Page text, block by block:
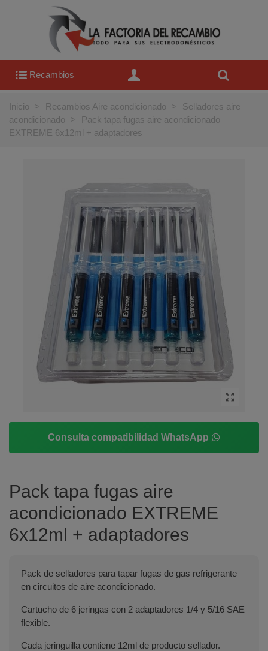
Recambios
Inicio > Recambios Aire acondicionado >
Selladores aire
acondicionado
>
Pack tapa fugas aire acondicionado
EXTREME 6x12ml + adaptadores
Consulta compatibilidad WhatsApp
Pack tapa fugas aire
acondicionado EXTREME
6x12ml + adaptadores
Pack de selladores para tapar fugas de gas refrigerante
en circuitos de aire acondicionado.
Cartucho de 6 jeringas con 2 adaptadores 1/4 y 5/16 SAE
flexible.
Cada jeringuilla contiene 12ml de producto sellador.